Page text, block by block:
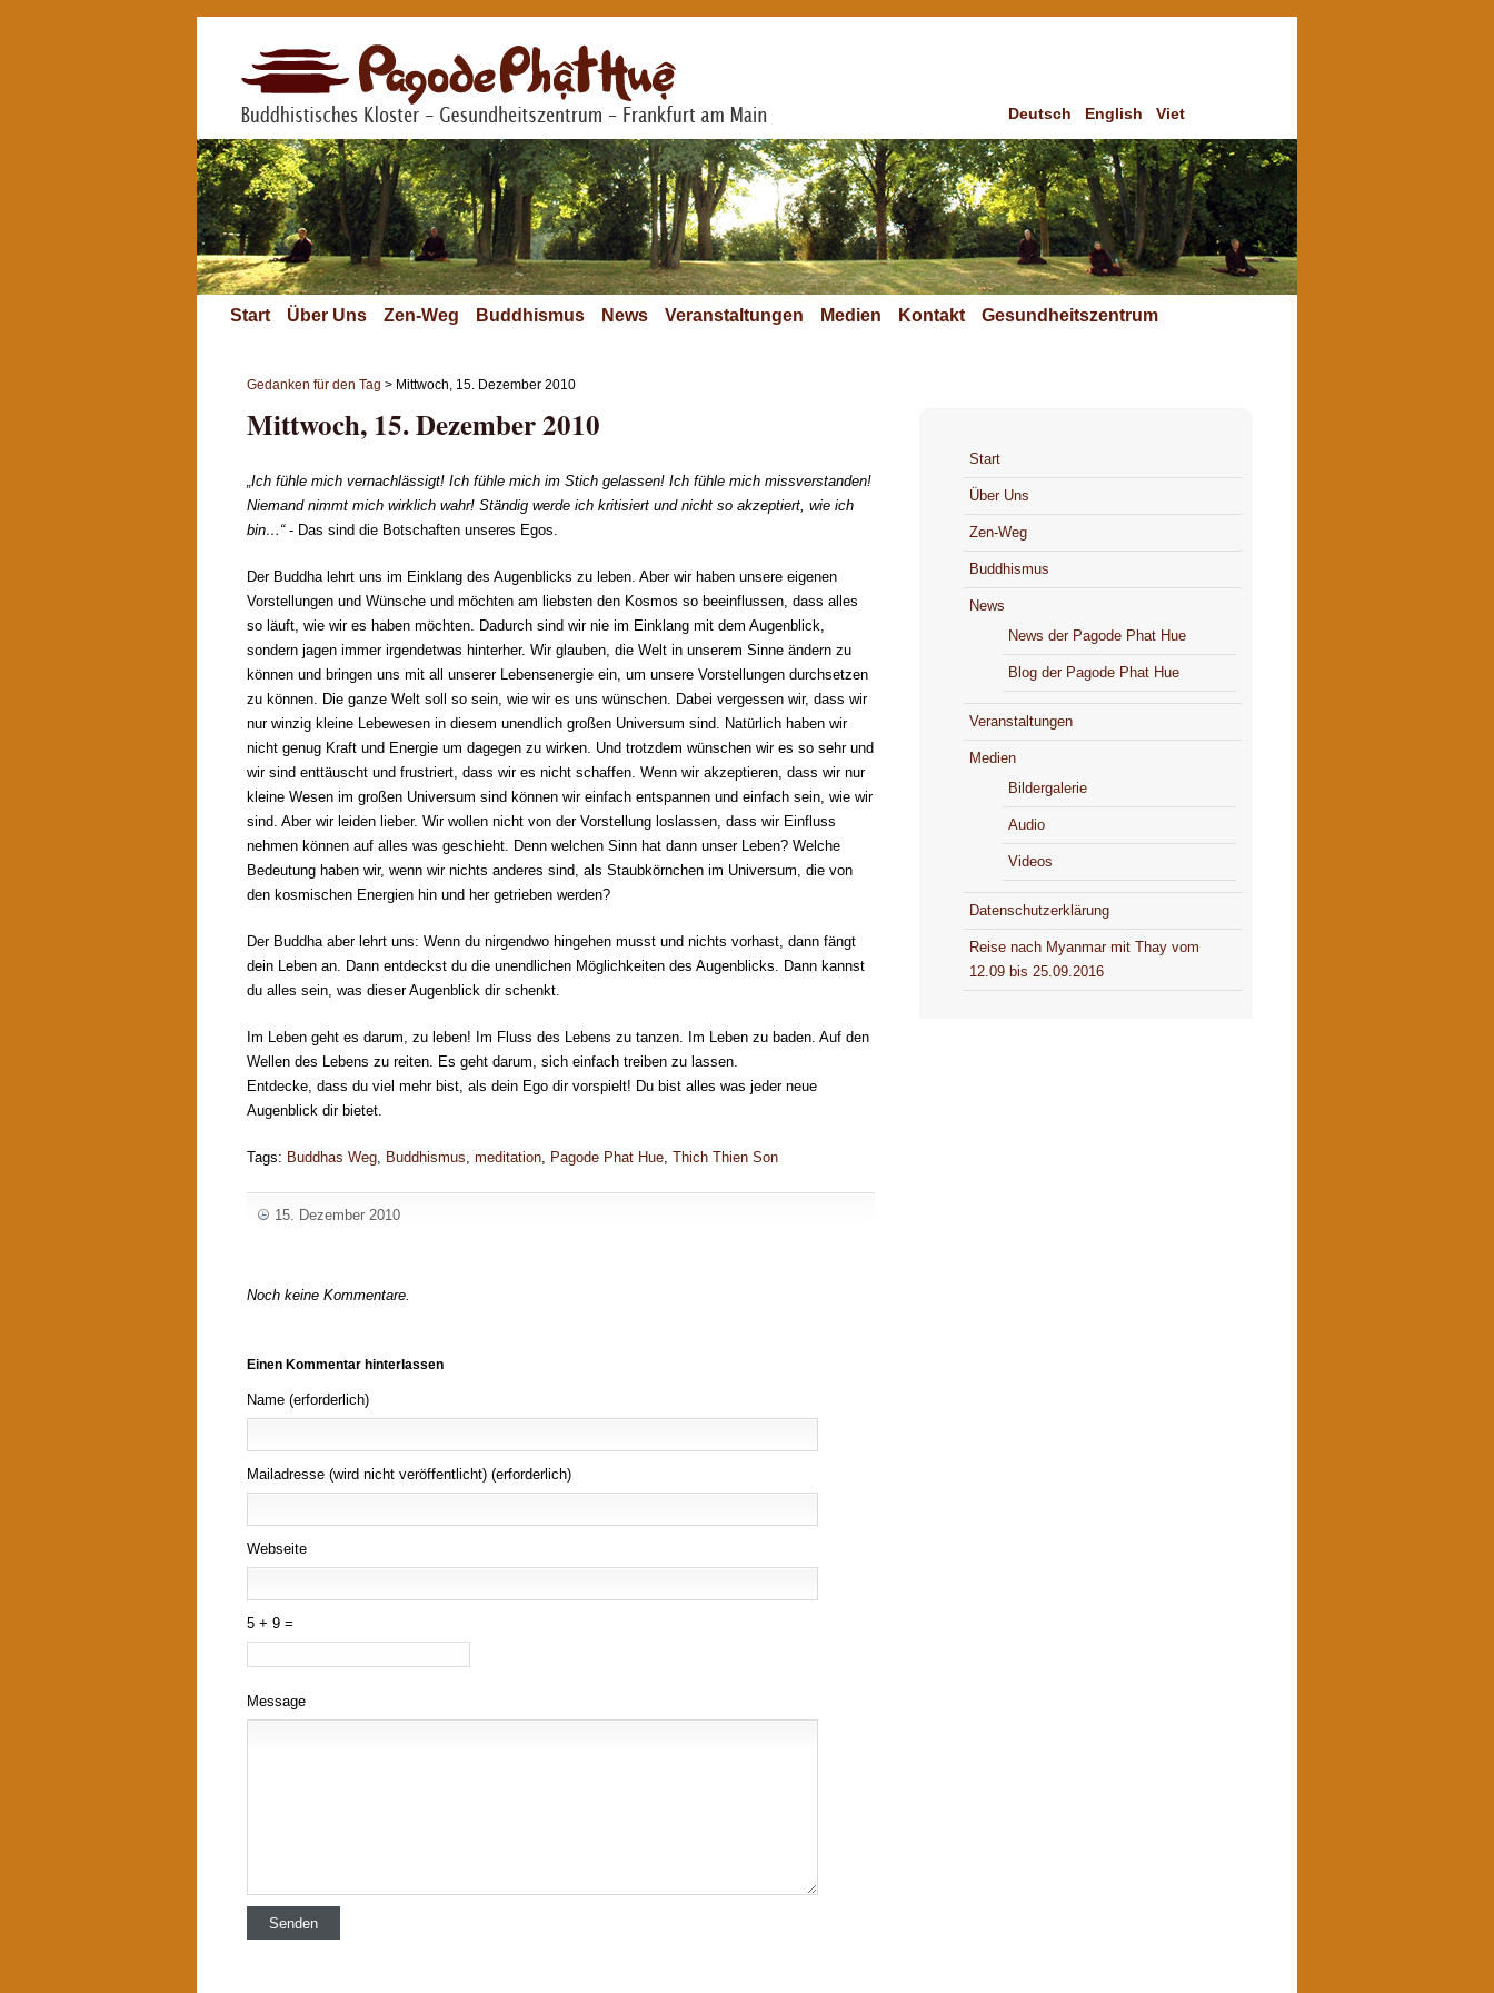
Start Über Uns Zen-Weg Buddhismus News Veranstaltungen Medien Kontakt Gesundheitszentrum
Deutsch English Viet
Gedanken für den Tag > Mittwoch, 15. Dezember 2010
Mittwoch, 15. Dezember 2010
„Ich fühle mich vernachlässigt! Ich fühle mich im Stich gelassen! Ich fühle mich missverstanden!
Niemand nimmt mich wirklich wahr! Ständig werde ich kritisiert und nicht so akzeptiert, wie ich
bin…“ - Das sind die Botschaften unseres Egos.
Der Buddha lehrt uns im Einklang des Augenblicks zu leben. Aber wir haben unsere eigenen
Vorstellungen und Wünsche und möchten am liebsten den Kosmos so beeinflussen, dass alles
so läuft, wie wir es haben möchten. Dadurch sind wir nie im Einklang mit dem Augenblick,
sondern jagen immer irgendetwas hinterher. Wir glauben, die Welt in unserem Sinne ändern zu
können und bringen uns mit all unserer Lebensenergie ein, um unsere Vorstellungen durchsetzen
zu können. Die ganze Welt soll so sein, wie wir es uns wünschen. Dabei vergessen wir, dass wir
nur winzig kleine Lebewesen in diesem unendlich großen Universum sind. Natürlich haben wir
nicht genug Kraft und Energie um dagegen zu wirken. Und trotzdem wünschen wir es so sehr und
wir sind enttäuscht und frustriert, dass wir es nicht schaffen. Wenn wir akzeptieren, dass wir nur
kleine Wesen im großen Universum sind können wir einfach entspannen und einfach sein, wie wir
sind. Aber wir leiden lieber. Wir wollen nicht von der Vorstellung loslassen, dass wir Einfluss
nehmen können auf alles was geschieht. Denn welchen Sinn hat dann unser Leben? Welche
Bedeutung haben wir, wenn wir nichts anderes sind, als Staubkörnchen im Universum, die von
den kosmischen Energien hin und her getrieben werden?
Der Buddha aber lehrt uns: Wenn du nirgendwo hingehen musst und nichts vorhast, dann fängt
dein Leben an. Dann entdeckst du die unendlichen Möglichkeiten des Augenblicks. Dann kannst
du alles sein, was dieser Augenblick dir schenkt.
Im Leben geht es darum, zu leben! Im Fluss des Lebens zu tanzen. Im Leben zu baden. Auf den
Wellen des Lebens zu reiten. Es geht darum, sich einfach treiben zu lassen.
Entdecke, dass du viel mehr bist, als dein Ego dir vorspielt! Du bist alles was jeder neue
Augenblick dir bietet.
Tags: Buddhas Weg, Buddhismus, meditation, Pagode Phat Hue, Thich Thien Son
15. Dezember 2010
Noch keine Kommentare.
Einen Kommentar hinterlassen
Name (erforderlich)
Mailadresse (wird nicht veröffentlicht) (erforderlich)
Webseite
5 + 9 =
Message
Start
Über Uns
Zen-Weg
Buddhismus
News
News der Pagode Phat Hue
Blog der Pagode Phat Hue
Veranstaltungen
Medien
Bildergalerie
Audio
Videos
Datenschutzerklärung
Reise nach Myanmar mit Thay vom
12.09 bis 25.09.2016